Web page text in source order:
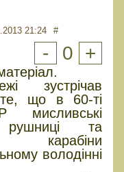
21:24 #
- 0 +
зустрічав
що в 60-ті
рушниці та
карабіни
володінні